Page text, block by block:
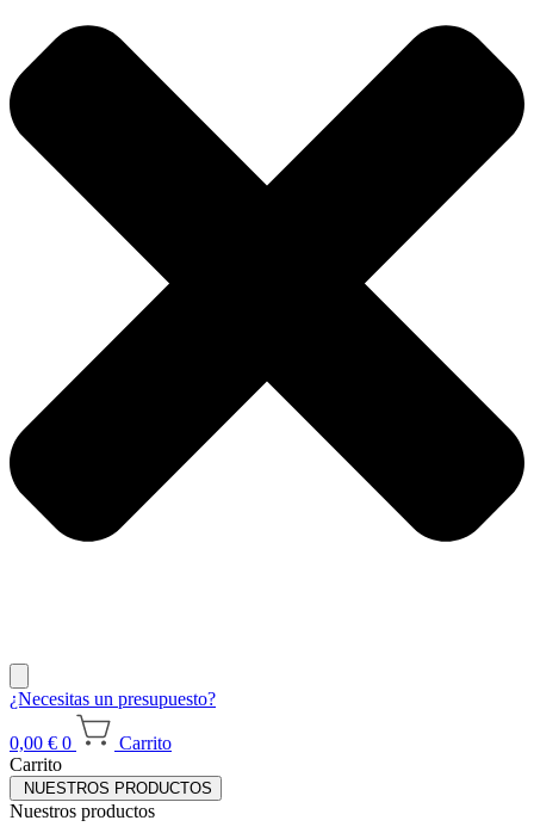
¿Necesitas un presupuesto?
0,00 € 0
Carrito
Carrito
NUESTROS PRODUCTOS
Nuestros productos